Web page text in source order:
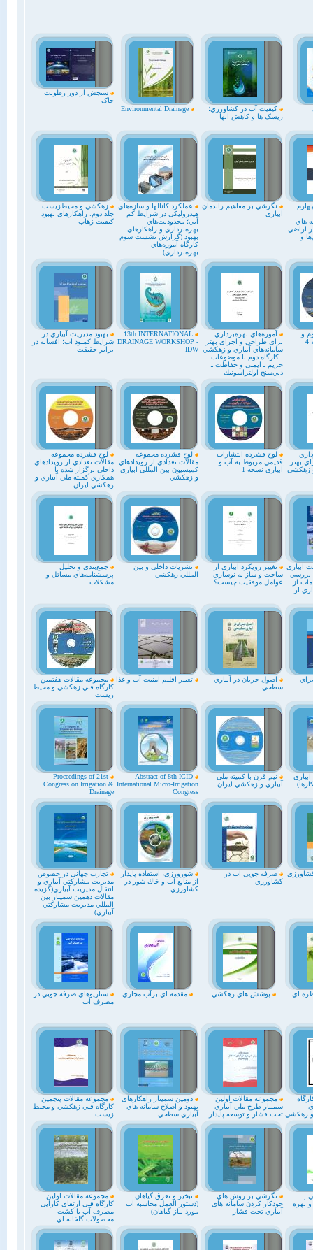
سنجش از دور رطوبت
خاک
Environmental Drainage
کيفيت آب در کشاورزي؛
ريسک ها و کاهش آنها
زهکشي و محيط‌زيست
جلد دوم: راهکارهاي بهبود
کيفيت زهاب
عملکرد کانالها و سازه‌هاي
هيدروليکي در شرايط کم
آبي؛ محدوديت‌هاي
بهره‌برداري و راهکارهاي
بهبود (گزارش نشست سوم
کارگاه آموزه‌هاي
بهره‌برداري)
نگرشي بر مفاهيم راندمان
آبياري
هاي
اراضي
و
بهبود مديريت آبياري در
شرايط کمبود آب؛ افسانه در
برابر حقيقت
13th INTERNATIONAL
DRAINAGE WORKSHOP -
IDW
آموزه‌هاي بهره‌برداري
براي طراحي و اجراي بهتر
سامانه‌هاي آبياري و زهكشي
ـ كارگاه دوم با موضوعات
حريم ـ ايمني و حفاظت ـ
دبي‌سنج اولتراسونيك
و
لوح فشرده مجموعه
مقالات تعدادي ار رويدادهاي
داخلي برگزار شده با
همکاري کميته ملي آبياري و
زهکشي ايران
لوح فشرده مجموعه
مقالات تعدادي ار رويدادهاي
کميسيون بين المللي آبياري
و زهکشي
لوح فشرده انتشارات
قديمي مربوط به آب و
آبياري نسخه 1
بهتر
و زهكشي
جمع‌بندي و تحليل
پرسشنامه‌هاي مسائل و
مشکلات
نشريات داخلي و بين
المللي زهكشي
تغيير رويكرد آبياري از
ساخت و ساز به نوسازي
عوامل موفقيت چيست؟
آبياري
بررسي
از
از
مجموعه مقالات هفتمين
كارگاه فني زهكشي و محيط
زيست
تغيير اقليم امنيت آب و غذا
اصول جريان در آبياري
سطحي
Proceedings of 21st
Congress on Irrigation &
Drainage
Abstract of 8th ICID
International Micro-Irrigation
Congress
نيم قرن با كميته ملي
آبياري و زهكشي ايران
تجارب جهاني در خصوص
مديريت مشاركتي آبياري و
انتقال مديريت آبياري(گزيده
مقالات دهمين سمينار بين
المللي مديريت مشاركتي
آبياري)
شورورزي، استفاده پايدار
از منابع آب و خاك شور در
كشاورزي
صرفه جويي آب در
كشاورزي
سناريوهاي صرفه جويي در
مصرف آب
مقدمه اي برآب مجازي پوشش هاي زهکشي اي
مجموعه مقالات پنجمين
کارگاه فني زهکشي و محيط
زيست
دومين سمينار راهكارهاي
بهبود و اصلاح سامانه هاي
آبياري سطحي
مجموعه مقالات اولين
سمينار طرح ملي آبياري
تحت فشار و توسعه پايدار و زهكشي
مجموعه مقالات اولين
كارگاه فني ارتقاي كارآيي
مصرف آب با كشت
محصولات گلخانه اي
تبخير و تعرق گياهان
(دستور العمل محاسبه آب
مورد نياز گياهان)
نگرشي بر روش هاي
خودكار كردن سامانه هاي
آبياري تحت فشار
,
و بهره